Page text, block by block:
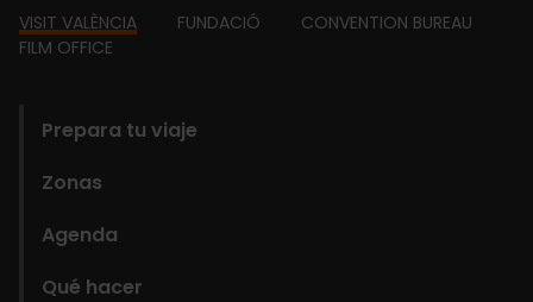
Footer
VISIT VALÈNCIA FUNDACIÓ
CONVENTION BUREAU
FILM OFFICE
Prepara tu viaje
Zonas
Agenda
Qué hacer